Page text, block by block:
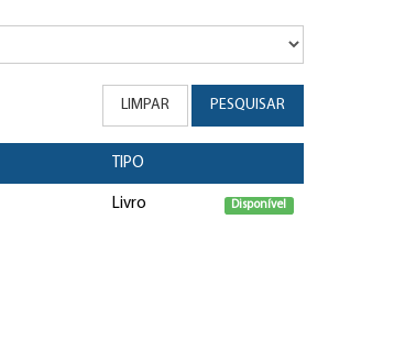
LIMPAR PESQUISAR
TIPO
Livro Disponível